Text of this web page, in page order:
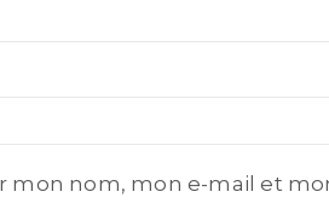
mon nom, mon e-mail et